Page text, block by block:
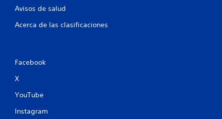
Avisos de salud
Acerca de las clasificaciones
Facebook
X
YouTube
Instagram